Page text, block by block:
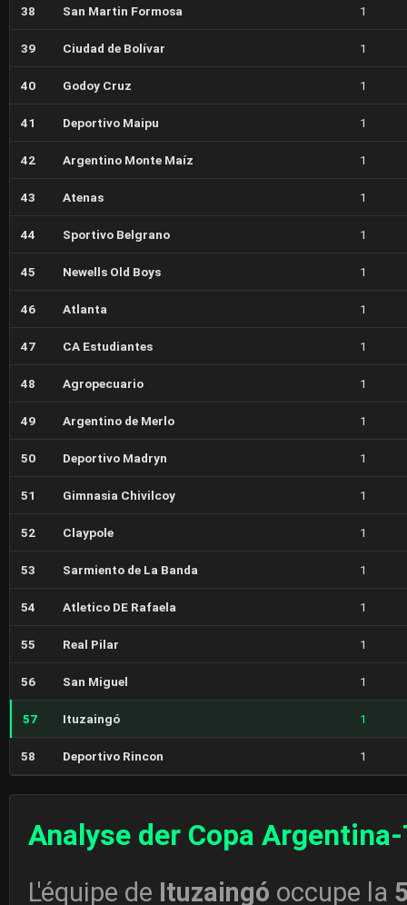
38 San Martin Formosa 1
39 Ciudad de Bolívar 1
40 Godoy Cruz 1
41 Deportivo Maipu 1
42 Argentino Monte Maíz 1
43 Atenas 1
44 Sportivo Belgrano 1
45 Newells Old Boys 1
46 Atlanta 1
47 CA Estudiantes 1
48 Agropecuario 1
49 Argentino de Merlo 1
50 Deportivo Madryn 1
51 Gimnasia Chivilcoy 1
52 Claypole 1
53 Sarmiento de La Banda 1
54 Atletico DE Rafaela 1
55 Real Pilar 1
56 San Miguel 1
57 Ituzaingó 1
58 Deportivo Rincon 1
Analyse der Copa
L'équipe de Ituzaingó occupe la